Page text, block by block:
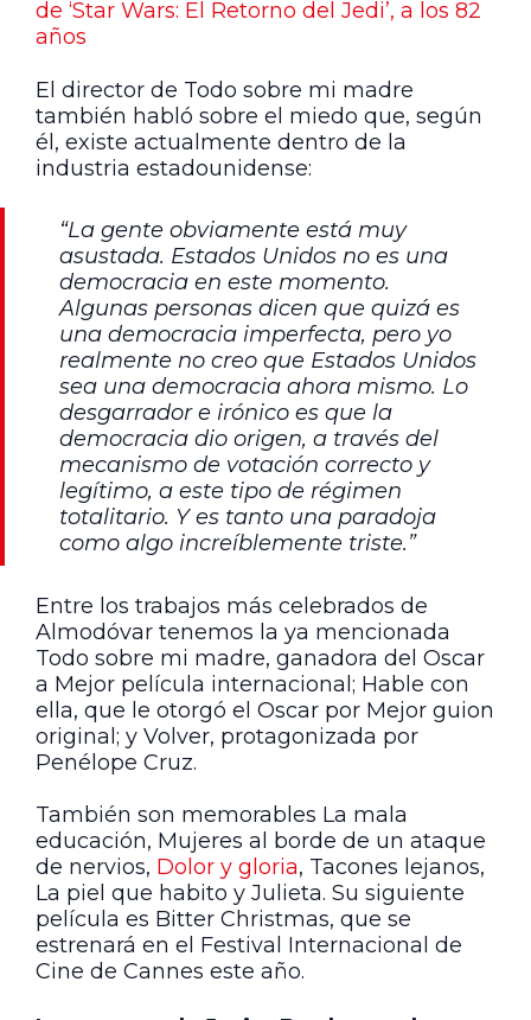
de ‘Star Wars: El Retorno del Jedi’, a los 82
años
El director de Todo sobre mi madre
también habló sobre el miedo que, según
él, existe actualmente dentro de la
industria estadounidense:
“La gente obviamente está muy
asustada. Estados Unidos no es una
democracia en este momento.
Algunas personas dicen que quizá es
una democracia imperfecta, pero yo
realmente no creo que Estados Unidos
sea una democracia ahora mismo. Lo
desgarrador e irónico es que la
democracia dio origen, a través del
mecanismo de votación correcto y
legítimo, a este tipo de régimen
totalitario. Y es tanto una paradoja
como algo increíblemente triste.”
Entre los trabajos más celebrados de
Almodóvar tenemos la ya mencionada
Todo sobre mi madre, ganadora del Oscar
a Mejor película internacional; Hable con
ella, que le otorgó el Oscar por Mejor guion
original; y Volver, protagonizada por
Penélope Cruz.
También son memorables La mala
educación, Mujeres al borde de un ataque
de nervios, Dolor y gloria, Tacones lejanos,
La piel que habito y Julieta. Su siguiente
película es Bitter Christmas, que se
estrenará en el Festival Internacional de
Cine de Cannes este año.